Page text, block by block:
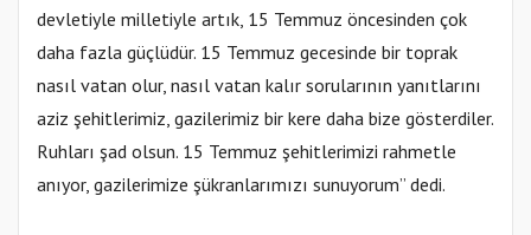
devletiyle milletiyle artık, 15 Temmuz öncesinden çok
daha fazla güçlüdür. 15 Temmuz gecesinde bir toprak
nasıl vatan olur, nasıl vatan kalır sorularının yanıtlarını
aziz şehitlerimiz, gazilerimiz bir kere daha bize gösterdiler.
Ruhları şad olsun. 15 Temmuz şehitlerimizi rahmetle
anıyor, gazilerimize şükranlarımızı sunuyorum” dedi.